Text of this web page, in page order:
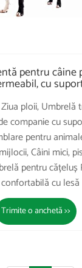
pentru câine
cu
ploii, Umbrelă
companie cu
pentru
Câini mici,
pentru
cu
Trimite o anchetă >>